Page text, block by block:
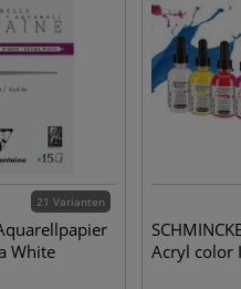
21 Varianten
White
Acryl color